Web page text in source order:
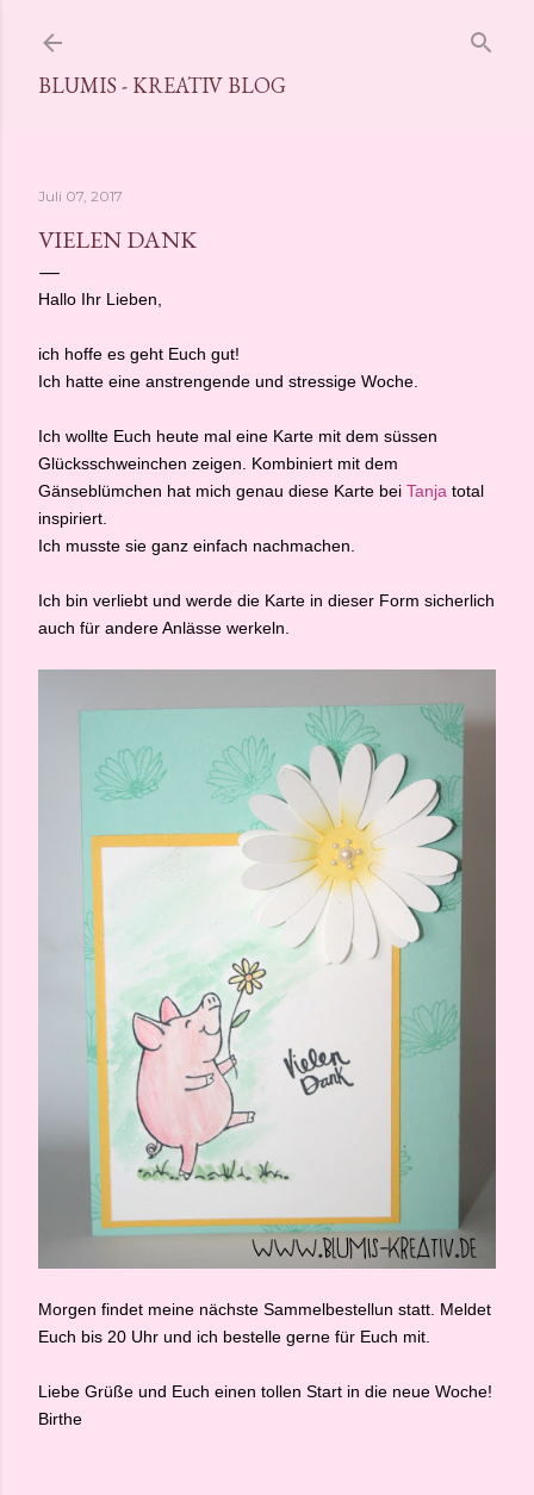
BLUMIS - KREATIV BLOG
Juli 07, 2017
VIELEN DANK
Hallo Ihr Lieben,
ich hoffe es geht Euch gut!
Ich hatte eine anstrengende und stressige Woche.
Ich wollte Euch heute mal eine Karte mit dem süssen
Glücksschweinchen zeigen. Kombiniert mit dem
Gänseblümchen hat mich genau diese Karte bei Tanja total
inspiriert.
Ich musste sie ganz einfach nachmachen.
Ich bin verliebt und werde die Karte in dieser Form sicherlich
auch für andere Anlässe werkeln.
Morgen findet meine nächste Sammelbestellun statt. Meldet
Euch bis 20 Uhr und ich bestelle gerne für Euch mit.
Liebe Grüße und Euch einen tollen Start in die neue Woche!
Birthe